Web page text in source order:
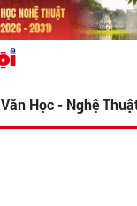
Văn Học - Nghệ